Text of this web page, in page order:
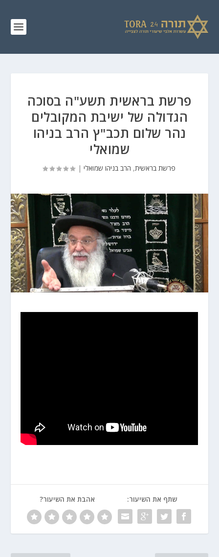
פרשת בראשית תשע"ה בסוכה
הגדולה של ישיבת המקובלים
נהר שלום תכב"ץ הרב בניהו
שמואלי
פרשת בראשית, הרב בניהו שמואלי |
שתף את השיעור: אהבת את השיעור?